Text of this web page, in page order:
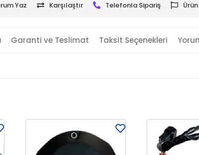
Yaz Karşılaştır Telefonla Sipariş
Garanti ve Teslimat Taksit Seçenekleri